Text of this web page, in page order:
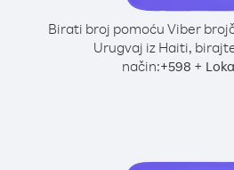
Birati broj pomoću Viber
Urugvaj iz Haiti,
način:+598 +